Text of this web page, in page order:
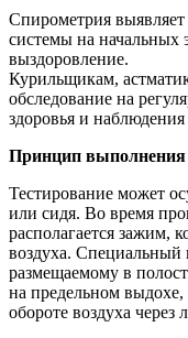
Спирометрия
системы на начальных
выздоровление.
Курильщикам,
обследование на
здоровья и
Принцип выполнения
Тестирование может
или сидя. Во время
располагается зажим,
воздуха. Специальный
размещаемому в
на предельном
обороте воздуха через